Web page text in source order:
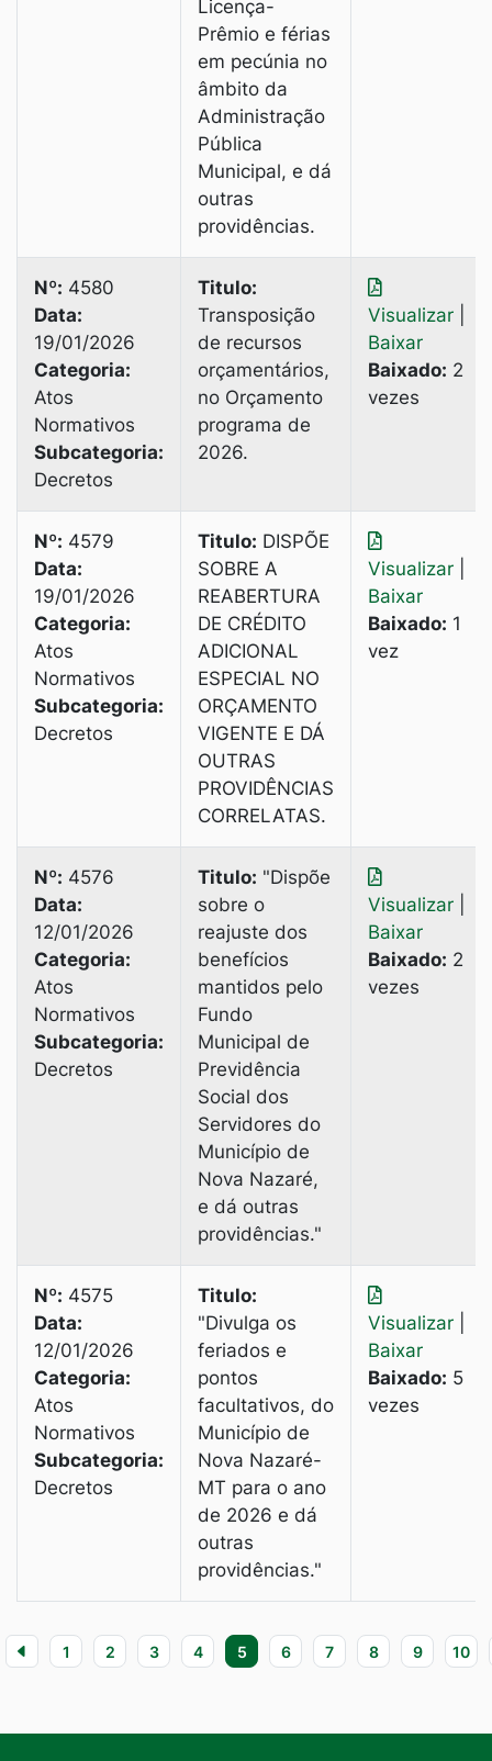
Licença-
Prêmio e férias
em pecúnia no
âmbito da
Administração
Pública
Municipal, e dá
outras
providências.
Nº: 4580
Data:
19/01/2026
Categoria:
Atos
Normativos
Subcategoria:
Decretos
Titulo:
Transposição
de recursos
orçamentários,
no Orçamento
programa de
2026.
Visualizar
Baixar
Baixado: 2
vezes
Nº: 4579
Data:
19/01/2026
Categoria:
Atos
Normativos
Subcategoria:
Decretos
Titulo: DISPÕE
SOBRE A
REABERTURA
DE CRÉDITO
ADICIONAL
ESPECIAL NO
ORÇAMENTO
VIGENTE E DÁ
OUTRAS
PROVIDÊNCIAS
CORRELATAS.
Visualizar
Baixar
Baixado: 1
vez
Nº: 4576
Data:
12/01/2026
Categoria:
Atos
Normativos
Subcategoria:
Decretos
Titulo: "Dispõe
sobre o
reajuste dos
benefícios
mantidos pelo
Fundo
Municipal de
Previdência
Social dos
Servidores do
Município de
Nova Nazaré,
e dá outras
providências."
Visualizar
Baixar
Baixado: 2
vezes
Nº: 4575
Data:
12/01/2026
Categoria:
Atos
Normativos
Subcategoria:
Decretos
Titulo:
"Divulga os
feriados e
pontos
facultativos, do
Município de
Nova Nazaré-
MT para o ano
de 2026 е dá
outras
providências."
Visualizar
Baixar
Baixado: 5
vezes
1 2 3 4 5 6 7 8 9 10